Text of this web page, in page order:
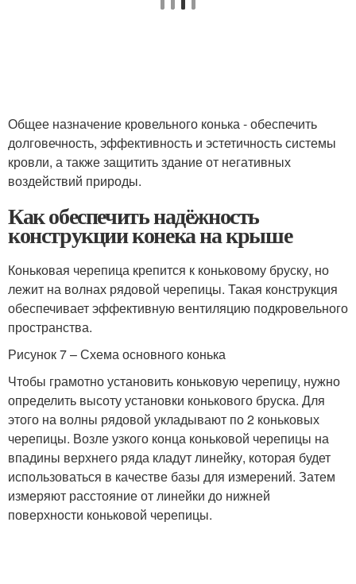
Общее назначение кровельного конька - обеспечить
долговечность, эффективность и эстетичность системы
кровли, а также защитить здание от негативных
воздействий природы.
Как обеспечить надёжность
конструкции конека на крыше
Коньковая черепица крепится к коньковому бруску, но
лежит на волнах рядовой черепицы. Такая конструкция
обеспечивает эффективную вентиляцию подкровельного
пространства.
Рисунок 7 – Схема основного конька
Чтобы грамотно установить коньковую черепицу, нужно
определить высоту установки конькового бруска. Для
этого на волны рядовой укладывают по 2 коньковых
черепицы. Возле узкого конца коньковой черепицы на
впадины верхнего ряда кладут линейку, которая будет
использоваться в качестве базы для измерений. Затем
измеряют расстояние от линейки до нижней
поверхности коньковой черепицы.